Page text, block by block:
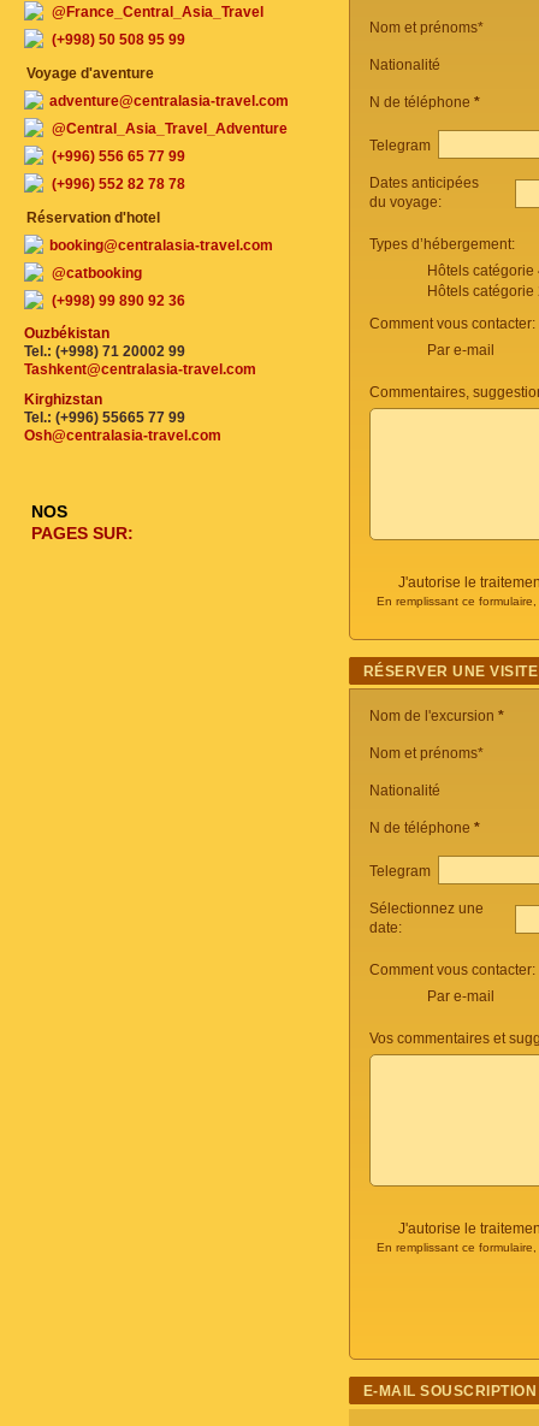
Nom et prénoms*
Nationalité
N de téléphone *
Telegram
Dates anticipées
du voyage:
Types d’hébergement:
Hôtels
Hôtels
Comment vous contacter:
Par e-mail
Commentaires,
J'autorise le
En remplissant ce
RÉSERVER UNE
Nom de l'excursion *
Nom et prénoms*
Nationalité
N de téléphone *
Telegram
Sélectionnez une
date:
Comment vous contacter:
Par e-mail
Vos commentaires et
J'autorise le
En remplissant ce
E-MAIL SOUSCRIPTION
@France_Central_Asia_Travel
(+998) 50 508 95 99
Voyage d'aventure
adventure@centralasia-travel.com
@Central_Asia_Travel_Adventure
(+996) 556 65 77 99
(+996) 552 82 78 78
Réservation d'hotel
booking@centralasia-travel.com
@catbooking
(+998) 99 890 92 36
Ouzbékistan
Tel.: (+998) 71 20002 99
Tashkent@centralasia-travel.com
Kirghizstan
Tel.: (+996) 55665 77 99
Osh@centralasia-travel.com
NOS
PAGES SUR: